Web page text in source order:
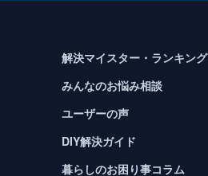
解決マイスター・ランキング
みんなのお悩み相談
ユーザーの声
DIY解決ガイド
暮らしのお困り事コラム